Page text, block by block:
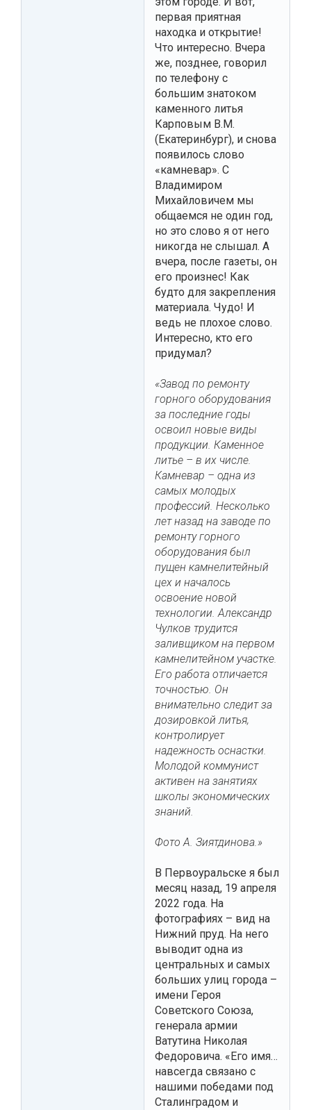
первая приятная
находка и открытие!
Что интересно. Вчера
же, позднее, говорил
по телефону с
большим знатоком
каменного литья
Карповым В.М.
(Екатеринбург), и снова
появилось слово
«камневар». С
Владимиром
Михайловичем мы
общаемся не один год,
но это слово я от него
никогда не слышал. А
вчера, после газеты, он
его произнес! Как
будто для закрепления
материала. Чудо! И
ведь не плохое слово.
Интересно, кто его
придумал?
«Завод по ремонту
горного оборудования
за последние годы
освоил новые виды
продукции. Каменное
литье – в их числе.
Камневар – одна из
самых молодых
профессий. Несколько
лет назад на заводе по
ремонту горного
оборудования был
пущен камнелитейный
цех и началось
освоение новой
технологии. Александр
Чулков трудится
заливщиком на первом
камнелитейном участке.
Его работа отличается
точностью. Он
внимательно следит за
дозировкой литья,
контролирует
надежность оснастки.
Молодой коммунист
активен на занятиях
школы экономических
знаний.
Фото А. Зиятдинова.»
В Первоуральске я был
месяц назад, 19 апреля
2022 года. На
фотографиях – вид на
Нижний пруд. На него
выводит одна из
центральных и самых
больших улиц города –
имени Героя
Советского Союза,
генерала армии
Ватутина Николая
Федоровича. «Его имя…
навсегда связано с
нашими победами под
Сталинградом и